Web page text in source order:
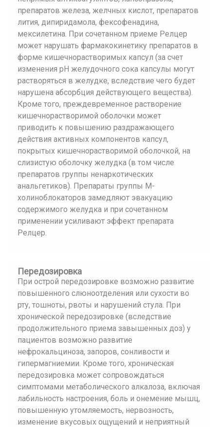
препаратов железа, желчных кислот, препаратов
лития, дипиридамола, фексофенадина,
мексилетина. При сочетанном приеме Релцер
может нарушать фармакокинетику препаратов в
форме кишечнорастворимых капсул (за счет
изменения рН желудочного сока капсулы могут
растворяться в желудке, вследствие чего будет
нарушена абсорбция действующего вещества).
Кроме того, преждевременное растворение
кишечнорастворимой оболочки может
приводить к повышению раздражающего
действия активных компонентов капсул,
покрытых кишечнорастворимой оболочкой, на
слизистую оболочку желудка (в том числе
препаратов группы ненаркотических
анальгетиков). Препараты группы М-
холиноблокаторов замедляют эвакуацию
содержимого желудка и при сочетанном
применении усиливают эффект препарата
Релцер.
Передозировка
При острой передозировке возможно развитие
повышенного слюноотделения или сухости во
рту, тошноты, рвоты и нарушений стула. При
хронической передозировке (вследствие
продолжительного приема завышенных доз) у
пациентов возможно развитие
нефрокальциноза, запоров, сонливости и
гипермагниемии. Кроме того, хроническая
передозировка может сопровождаться
симптомами метаболического алкалоза, включая
лабильность настроения, боль и онемение мышц,
повышенную утомляемость, нервозность,
изменение вкусовых ощущений и неприятный